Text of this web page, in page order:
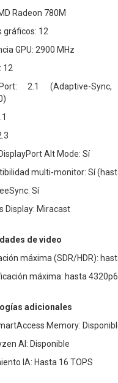
Radeon 780M
gráficos: 12
GPU: 2900 MHz
12
2.1 (Adaptive-
Alt Mode: Sí
multi-monitor: Sí
Sí
Display: Miracast
de video
máxima (SDR/HDR):
máxima: hasta
adicionales
Memory:
AI: Disponible
IA: Hasta 16 TOPS